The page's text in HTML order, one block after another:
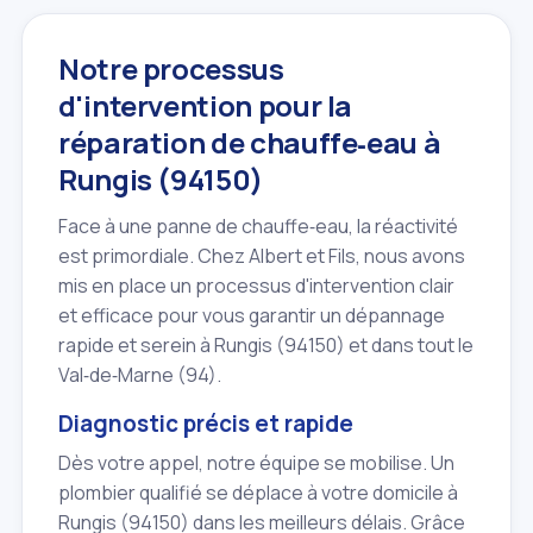
Notre processus
d'intervention pour la
réparation de chauffe‑eau à
Rungis (94150)
Face à une panne de chauffe‑eau, la réactivité
est primordiale. Chez Albert et Fils, nous avons
mis en place un processus d'intervention clair
et efficace pour vous garantir un dépannage
rapide et serein à Rungis (94150) et dans tout le
Val‑de‑Marne (94).
Diagnostic précis et rapide
Dès votre appel, notre équipe se mobilise. Un
plombier qualifié se déplace à votre domicile à
Rungis (94150) dans les meilleurs délais. Grâce